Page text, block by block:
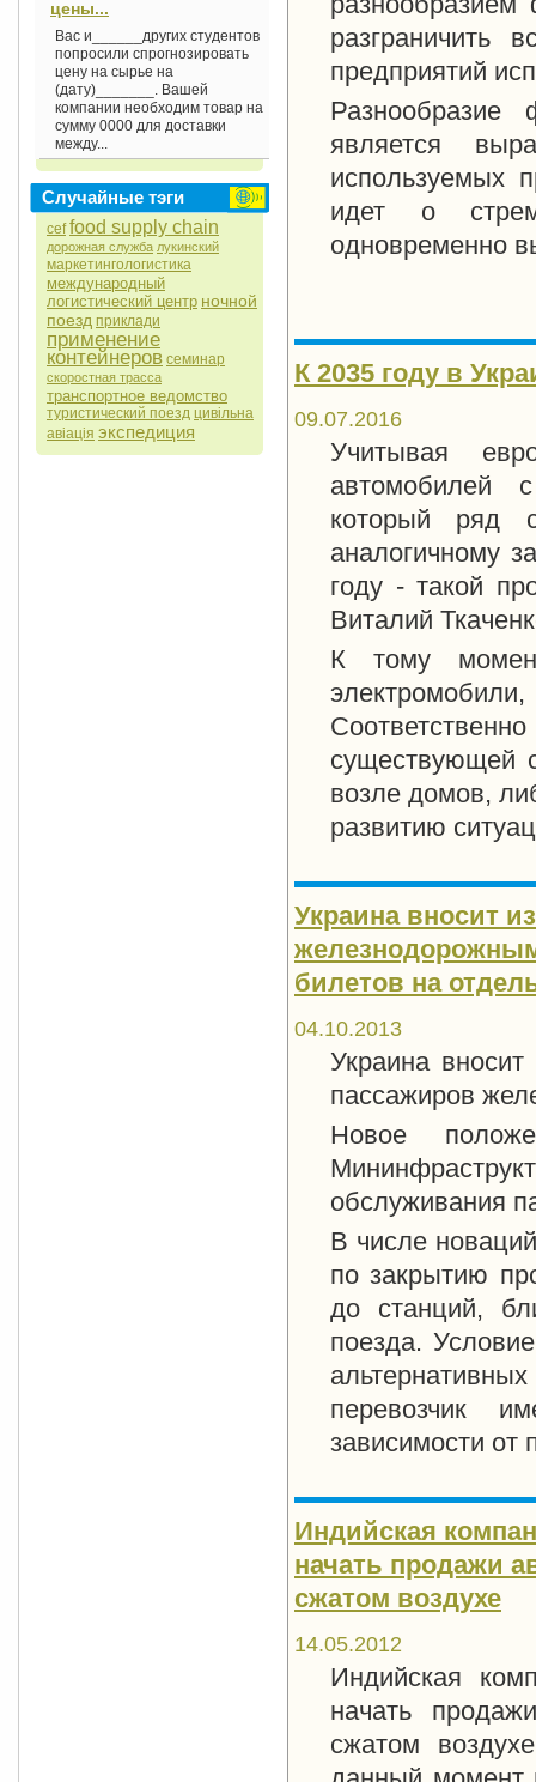
цены...
Вас и______других студентов
попросили спрогнозировать
цену на сырье на
(дату)_______. Вашей
компании необходим товар на
сумму 0000 для доставки
между...
Случайные тэги
cef food supply chain
дорожная служба лукинский
маркетингологистика
международный
логистический центр ночной
поезд приклади
применение
контейнеров семинар
скоростная трасса
транспортное ведомство
туристический поезд цивільна
авіація экспедиция
разграничить
предприятий
Разнообразие
является
используемых
идет о
одновременно
К 2035 году в
09.07.2016
Учитывая
автомобилей
который ряд
аналогичному
году - такой
Виталий
К тому
существующей
возле домов,
развитию
Украина вносит
билетов на
04.10.2013
Украина
пассажиров
Новое
обслуживания
В числе
по закрытию
до станций,
поезда.
перевозчик
зависимости от
Индийская
начать продажи
сжатом воздухе
14.05.2012
Индийская
начать
сжатом